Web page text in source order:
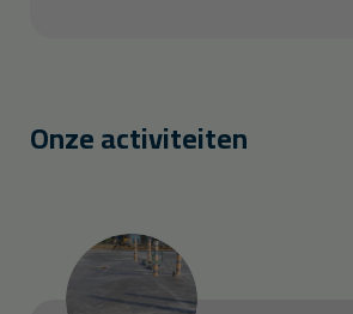
Onze activiteiten